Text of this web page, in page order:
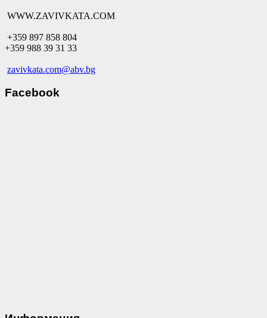
WWW.ZAVIVKATA.COM
+359 897 858 804
+359 988 39 31 33
zavivkata.com@abv.bg
Facebook